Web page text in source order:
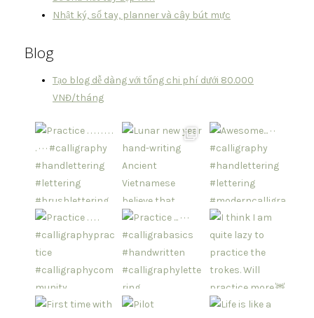
Nhật ký, sổ tay, planner và cây bút mực
Blog
Tạo blog dễ dàng với tổng chi phí dưới 80.000
VNĐ/tháng